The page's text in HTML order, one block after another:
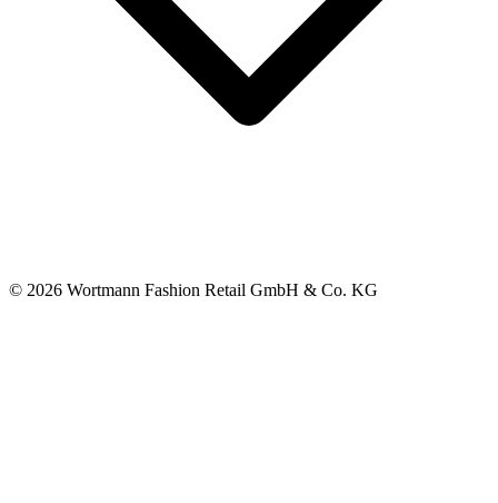
© 2026 Wortmann Fashion Retail GmbH & Co. KG